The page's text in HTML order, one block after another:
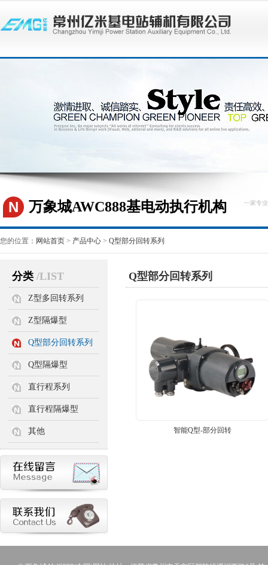
N 万象城AWC888基电动执行机构 一家专
您的位置： 网站首页 > 产品中心 > Q型部分回转系列
Q型部分回转系列
智能Q型-部分回转
分类 /LIST
Z型多回转系列
Z型隔爆型
Q型部分回转系列
Q型隔爆型
直行程系列
直行程隔爆型
其他